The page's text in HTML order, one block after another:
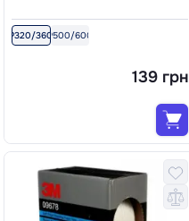
P320/360P500/600
139 грн